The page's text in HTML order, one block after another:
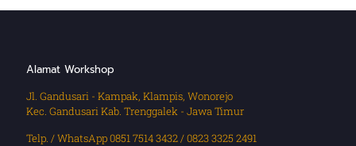
Alamat Workshop
Jl. Gandusari - Kampak, Klampis, Wonorejo
Kec. Gandusari Kab. Trenggalek - Jawa Timur
Telp. / WhatsApp 0851 7514 3432 / 0823 3325 2491